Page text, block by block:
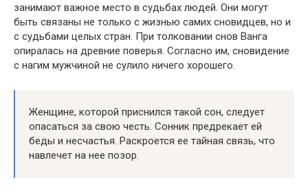
занимают важное место в судьбах людей. Они могут
быть связаны не только с жизнью самих сновидцев, но и
с судьбами целых стран. При толковании снов Ванга
опиралась на древние поверья. Согласно им, сновидение
с нагим мужчиной не сулило ничего хорошего.
Женщине, которой приснился такой сон, следует
опасаться за свою честь. Сонник предрекает ей
беды и несчастья. Раскроется ее тайная связь, что
навлечет на нее позор.